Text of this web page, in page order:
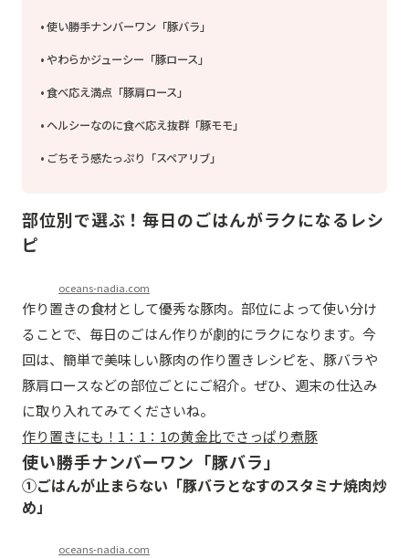
使い勝手ナンバーワン「豚バラ」
やわらかジューシー「豚ロース」
食べ応え満点「豚肩ロース」
ヘルシーなのに食べ応え抜群「豚モモ」
ごちそう感たっぷり「スペアリブ」
部位別で選ぶ！毎日のごはんがラクになるレシ
ピ
oceans-nadia.com
作り置きの食材として優秀な豚肉。部位によって使い分け
ることで、毎日のごはん作りが劇的にラクになります。今
回は、簡単で美味しい豚肉の作り置きレシピを、豚バラや
豚肩ロースなどの部位ごとにご紹介。ぜひ、週末の仕込み
に取り入れてみてくださいね。
作り置きにも！1：1：1の黄金比でさっぱり煮豚
使い勝手ナンバーワン「豚バラ」
①ごはんが止まらない「豚バラとなすのスタミナ焼肉炒
め」
oceans-nadia.com